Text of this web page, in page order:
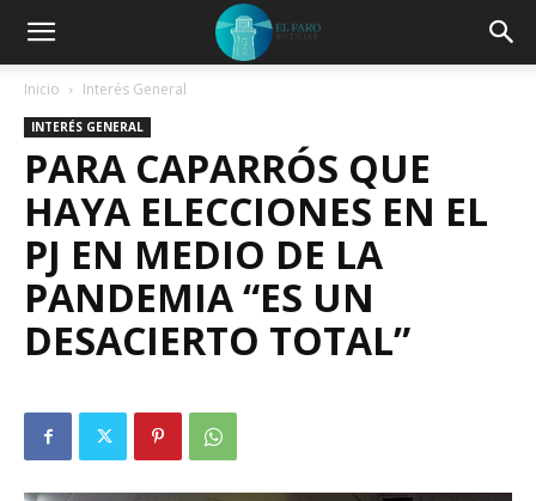
Inicio Interés General
INTERÉS GENERAL
PARA CAPARRÓS QUE
HAYA ELECCIONES EN EL
PJ EN MEDIO DE LA
PANDEMIA “ES UN
DESACIERTO TOTAL”